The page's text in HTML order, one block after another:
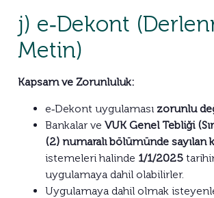
j) e‑Dekont
Metin)
Kapsam ve Zorunluluk:
e‑Dekont uygulaması zorunlu
Bankalar ve VUK Genel Tebliği
(2) numaralı bölümünde sayılan
istemeleri halinde 1/1/2025
uygulamaya dahil olabilirler.
Uygulamaya dahil olmak